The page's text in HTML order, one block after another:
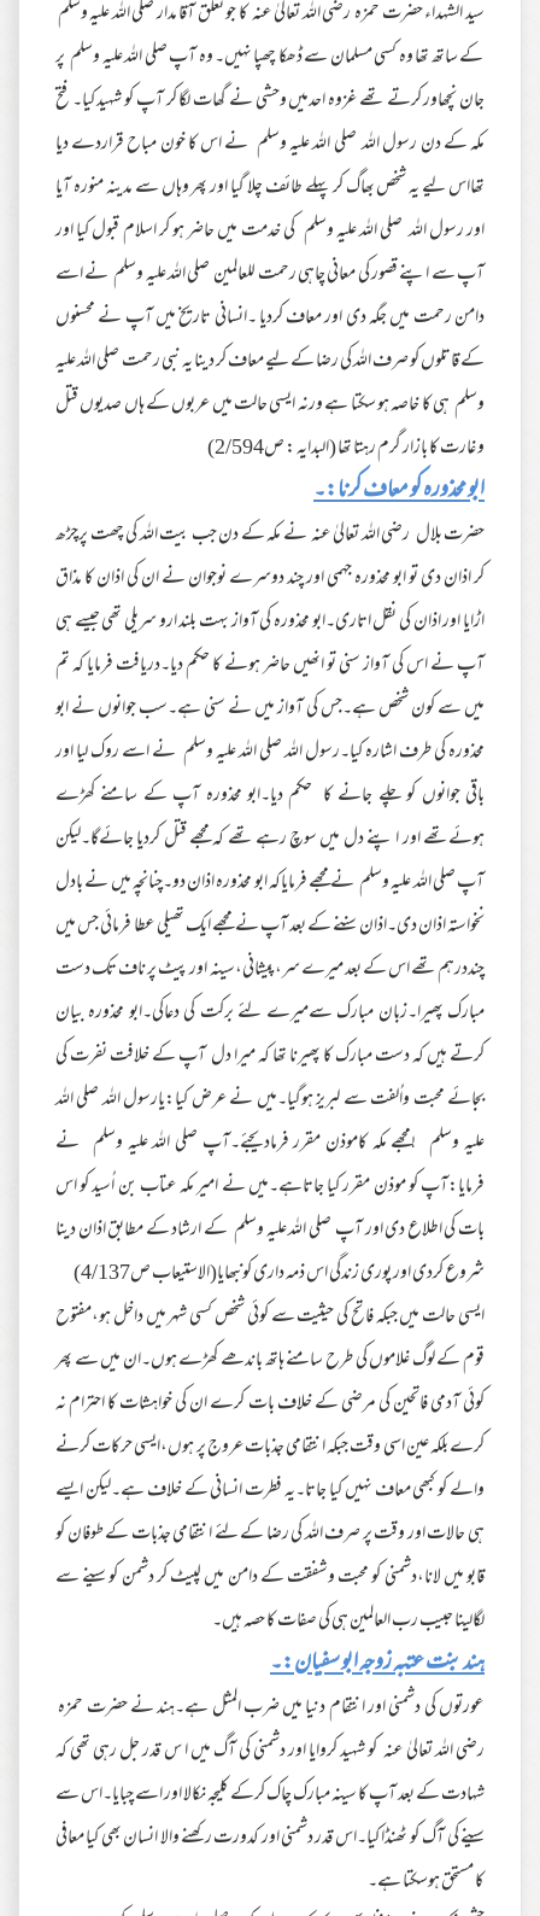
سید الشہداء حضرت حمزہ رضی اللہ تعالیٰ عنہ کا جو تعلق آقا مدار صلی اللہ علیہ وسلم
کے ساتھ تھا وہ کسی مسلمان سے ڈھکا چھپا نہیں۔ وہ آپ صلی اللہ علیہ وسلم پر
جان نچھاور کرتے تھے غزوہ احدمیں وحشی نے گھات لگا کر آپ کو شہید کیا۔ فتح
مکہ کے دن رسول اللہ صلی اللہ علیہ وسلم نے اس کا خون مباح قراردے دیا
تھااس لیے یہ شخص بھاگ کر پہلے طائف چلا گیا اور پھر وہاں سے مدینہ منورہ آیا
اور رسول اللہ صلی اللہ علیہ وسلم کی خدمت میں حاضر ہو کر اسلام قبول کیا اور
آپ سے اپنے قصور کی معانی چاہی رحمت للعالمین صلی اللہ علیہ وسلم نے اسے
دامن رحمت میں جگہ دی اور معاف کردیا ۔انسانی تاریخ میں آپ نے محسنوں
کے قاتلوں کو صرف اللہ کی رضا کے لیے معاف کر دینا یہ نبی رحمت صلی اللہ علیہ
وسلم ہی کا خاصہ ہو سکتا ہے ورنہ ایسی حالت میں عربوں کے ہاں صدیوں قتل
و غارت کا بازار گرم رہتا تھا (البدایہ : ص2/594)
ابو محذورہ کو معاف کرنا:۔
حضرت بلال رضی اللہ تعالیٰ عنہ نے مکہ کے دن جب بیت اللہ کی چھت پرچڑھ
کر اذان دی تو ابو محذورہ جہمی اور چند دوسرے نوجوان نے ان کی اذان کا مذاق
اڑایا اور اذان کی نقل اتاری۔ابو محذورہ کی آواز بہت بلند ارو سریلی تھی جیسے ہی
آپ نے اس کی آواز سنی تو انھیں حاضر ہونے کا حکم دیا۔دریافت فرمایا کہ تم
میں سے کون شخص ہے۔جس کی آواز میں نے سنی ہے۔سب جوانوں نے ابو
محذورہ کی طرف اشارہ کیا۔رسول اللہ صلی اللہ علیہ وسلم نے اسے روک لیا اور
باقی جوانوں کو چلے جانے کا حکم دیا۔ابو محذورہ آپ کے سامنے کھڑے
ہوئےتھے اور ا پنے دل میں سوچ رہے تھے کہ مجھے قتل کردیا جائےگا۔لیکن
آپ صلی اللہ علیہ وسلم نے مجھے فرمایاکہ ابو محذورہ اذان دو۔چنانچہ میں نے بادل
نخواستہ اذان دی۔اذان سننے کے بعد آپ نے مجھے ایک تھیلی عطا فرمائی جس میں
چنددرہم تھے اس کے بعد میرے سر،پیشانی،سینہ اور پیٹ پر ناف تک دست
مبارک پھیرا۔زبان مبارک سےمیرے لئے برکت کی دعاکی۔ابو محذورہ بیان
کرتے ہیں کہ دست مبارک کا پھیرنا تھا کہ میرا دل آپ کے خلافت نفرت کی
بجائے محبت واُلفت سے لبریز ہوگیا۔میں نے عرض کیا:یارسول اللہ صلی اللہ
علیہ وسلم !مجھے مکہ کاموذن مقرر فرمادیجئے۔آپ صلی اللہ علیہ وسلم نے
فرمایا:آپ کو موذن مقرر کیا جاتاہے۔میں نے امیر مکہ عتاب بن اُسید کو اس
بات کی اطلاع دی اور آپ صلی اللہ علیہ وسلم کے ارشاد کے مطابق اذان دینا
شروع کردی اور پوری زندگی اس ذمہ داری کونبھایا(الاستیعاب ص4/137)
ایسی حالت میں جبکہ فاتح کی حیثیت سے کوئی شخص کسی شہر میں داخل ہو،مفتوح
قوم کے لوگ غلاموں کی طرح سامنے ہاتھ باندھے کھڑے ہوں۔ان میں سے پھر
کوئی آدمی فاتحین کی مرضی کے خلاف بات کرے ان کی خواہشات کا احترام نہ
کرے بلکہ عین اسی وقت جبکہ انتقامی جذبات عروج پر ہوں،ایسی حرکات کرنے
والے کو کبھی معاف نہیں کیا جاتا۔یہ فطرت انسانی کے خلاف ہے۔لیکن ایسے
ہی حالات اور وقت پر صرف اللہ کی رضا کے لئے انتقامی جذبات کے طوفان کو
قابو میں لانا،دشمنی کو محبت وشفقت کے دامن میں لپیٹ کر دشمن کو سینے سے
لگالینا حبیب رب العالمین ہی کی صفات کا حصہ ہیں۔
ہند بنت عتبہ زوجہ ابو سفیان:۔
عورتوں کی دشمنی اور انتقام دنیا میں ضرب المثل ہے۔ہند نے حضرت حمزہ
رضی اللہ تعالیٰ عنہ کو شہید کروایا اور دشمنی کی آگ میں ا س قدر جل رہی تھی کہ
شہادت کے بعد آپ کا سینہ مبارک چاک کرکے کلیجہ نکالا اور اسے چبایا۔اس سے
سینے کی آگ کو ٹھنڈا کیا۔اس قدر دشمنی اور کدورت رکھنے والا انسان بھی کیا معافی
کا مستحق ہوسکتا ہے۔